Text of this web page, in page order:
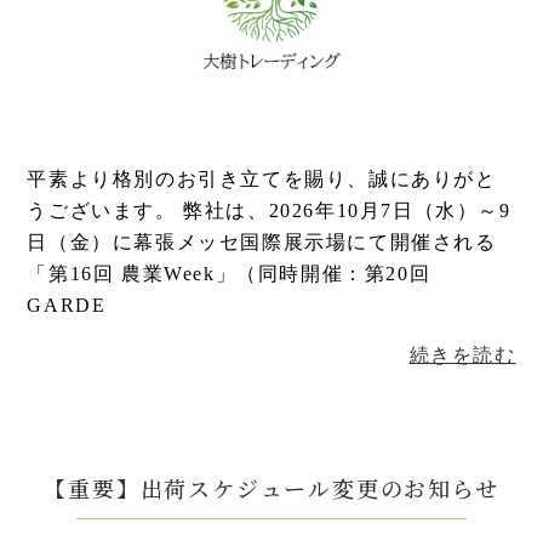
平素より格別のお引き立てを賜り、誠にありがと
うございます。 弊社は、2026年10月7日（水）～9
日（金）に幕張メッセ国際展示場にて開催される
「第16回 農業Week」（同時開催：第20回
GARDE
続きを読む
【重要】出荷スケジュール変更のお知らせ